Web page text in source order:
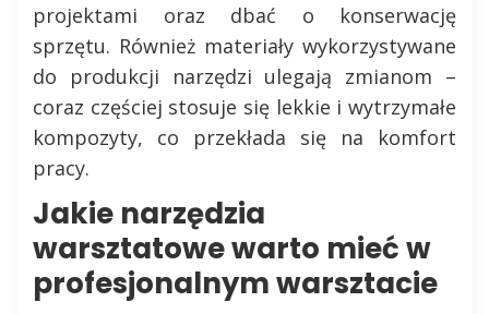
projektami oraz dbać o konserwację
sprzętu. Również materiały wykorzystywane
do produkcji narzędzi ulegają zmianom –
coraz częściej stosuje się lekkie i wytrzymałe
kompozyty, co przekłada się na komfort
pracy.
Jakie narzędzia
warsztatowe warto mieć w
profesjonalnym warsztacie